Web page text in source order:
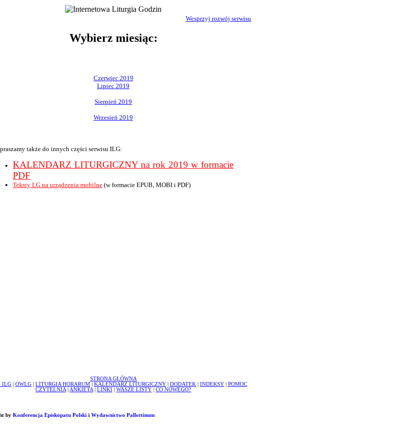
Wesprzyj rozwój serwisu
Wybierz miesiąc:
Czerwiec 2019
Lipiec 2019
Sierpień 2019
Wrzesień 2019
także do innych części serwisu ILG:
KALENDARZ LITURGICZNY na rok 2019 w formacie
PDF
Teksty LG na urządzenia mobilne (w formacie EPUB, MOBI i PDF)
STRONA GŁÓWNA
ILG
OWLG LITURGIA HORARUM KALENDARZ LITURGICZNY DODATEK INDEKSY
POMOC
CZYTELNIA
ANKIETA LINKI WASZE LISTY CO NOWEGO?
by Konferencja Episkopatu Polskii Wydawnictwo Pallottinum